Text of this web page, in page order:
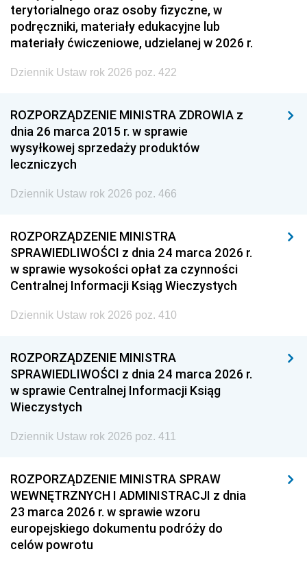
terytorialnego oraz osoby fizyczne, w
podręczniki, materiały edukacyjne lub
materiały ćwiczeniowe, udzielanej w 2026 r.
Dziennik Ustaw rok 2026 poz. 422
ROZPORZĄDZENIE MINISTRA ZDROWIA z
dnia 26 marca 2015 r. w sprawie
wysyłkowej sprzedaży produktów
leczniczych
Dziennik Ustaw rok 2026 poz. 466
ROZPORZĄDZENIE MINISTRA
SPRAWIEDLIWOŚCI z dnia 24 marca 2026 r.
w sprawie wysokości opłat za czynności
Centralnej Informacji Ksiąg Wieczystych
Dziennik Ustaw rok 2026 poz. 410
ROZPORZĄDZENIE MINISTRA
SPRAWIEDLIWOŚCI z dnia 24 marca 2026 r.
w sprawie Centralnej Informacji Ksiąg
Wieczystych
Dziennik Ustaw rok 2026 poz. 411
ROZPORZĄDZENIE MINISTRA SPRAW
WEWNĘTRZNYCH I ADMINISTRACJI z dnia
23 marca 2026 r. w sprawie wzoru
europejskiego dokumentu podróży do
celów powrotu